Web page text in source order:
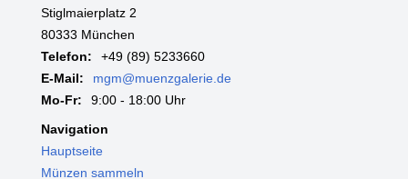
Stiglmaierplatz 2
80333 München
Telefon:
+49 (89) 5233660
E-Mail:
mgm@muenzgalerie.de
Mo-Fr:
9:00 - 18:00 Uhr
Navigation
Hauptseite
Münzen sammeln